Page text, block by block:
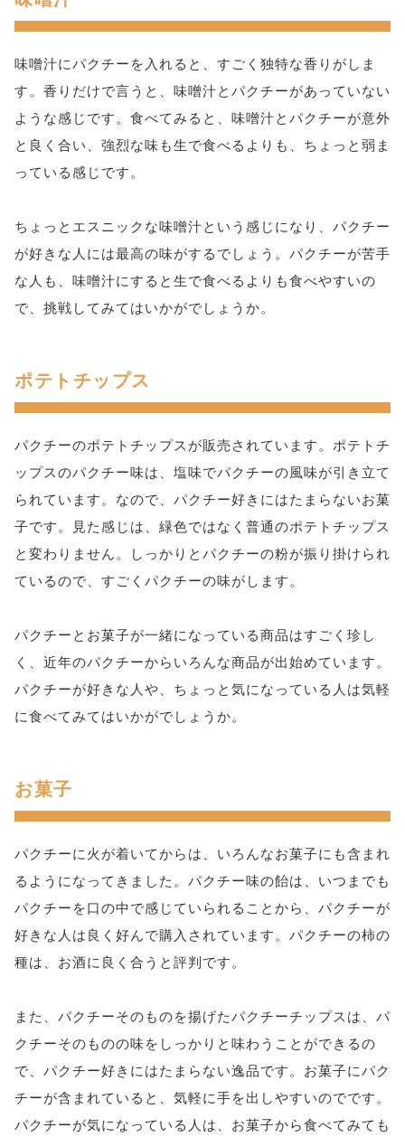
味噌汁にパクチーを入れると、すごく独特な香りがしま
す。香りだけで言うと、味噌汁とパクチーがあっていない
ような感じです。食べてみると、味噌汁とパクチーが意外
と良く合い、強烈な味も生で食べるよりも、ちょっと弱ま
っている感じです。
ちょっとエスニックな味噌汁という感じになり、パクチー
が好きな人には最高の味がするでしょう。パクチーが苦手
な人も、味噌汁にすると生で食べるよりも食べやすいの
で、挑戦してみてはいかがでしょうか。
ポテトチップス
パクチーのポテトチップスが販売されています。ポテトチ
ップスのパクチー味は、塩味でパクチーの風味が引き立て
られています。なので、パクチー好きにはたまらないお菓
子です。見た感じは、緑色ではなく普通のポテトチップス
と変わりません。しっかりとパクチーの粉が振り掛けられ
ているので、すごくパクチーの味がします。
パクチーとお菓子が一緒になっている商品はすごく珍し
く、近年のパクチーからいろんな商品が出始めています。
パクチーが好きな人や、ちょっと気になっている人は気軽
に食べてみてはいかがでしょうか。
お菓子
パクチーに火が着いてからは、いろんなお菓子にも含まれ
るようになってきました。パクチー味の飴は、いつまでも
パクチーを口の中で感じていられることから、パクチーが
好きな人は良く好んで購入されています。パクチーの柿の
種は、お酒に良く合うと評判です。
また、パクチーそのものを揚げたパクチーチップスは、パ
クチーそのものの味をしっかりと味わうことができるの
で、パクチー好きにはたまらない逸品です。お菓子にパク
チーが含まれていると、気軽に手を出しやすいのでです。
パクチーが気になっている人は、お菓子から食べてみても